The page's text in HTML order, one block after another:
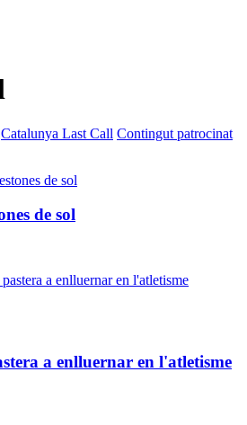
Catalunya Last Call Contingut patrocinat
de sol
a enlluernar en l'atletisme